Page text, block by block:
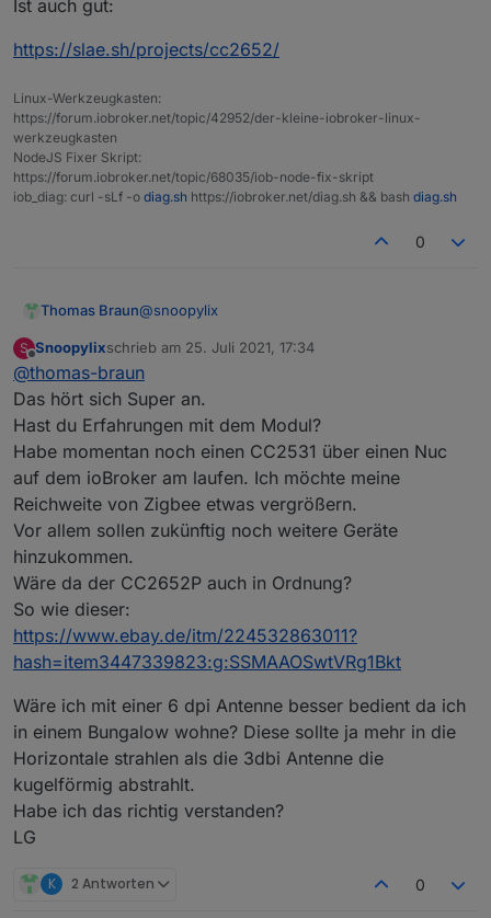
Ist auch gut:
https://slae.sh/projects/cc2652/
Linux-Werkzeugkasten:
https://forum.iobroker.net/topic/42952/der-kleine-iobroker-linux-
werkzeugkasten
NodeJS Fixer Skript:
https://forum.iobroker.net/topic/68035/iob-node-fix-skript
iob_diag: curl -sLf -o diag.sh https://iobroker.net/diag.sh && bash diag.sh
0
Thomas Braun@snoopylix
Ist auch gut:
https://slae.sh/projects/cc2652/
S
Offline
Snoopylixschrieb am 25. Juli 2021, 17:34
zuletzt editiert von
@thomas-braun
Das hört sich Super an.
Hast du Erfahrungen mit dem Modul?
Habe momentan noch einen CC2531 über einen Nuc
auf dem ioBroker am laufen. Ich möchte meine
Reichweite von Zigbee etwas vergrößern.
Vor allem sollen zukünftig noch weitere Geräte
hinzukommen.
Wäre da der CC2652P auch in Ordnung?
So wie dieser:
https://www.ebay.de/itm/224532863011?
hash=item3447339823:g:SSMAAOSwtVRg1Bkt
Wäre ich mit einer 6 dpi Antenne besser bedient da ich
in einem Bungalow wohne? Diese sollte ja mehr in die
Horizontale strahlen als die 3dbi Antenne die
kugelförmig abstrahlt.
Habe ich das richtig verstanden?
LG
K 2 Antworten 0